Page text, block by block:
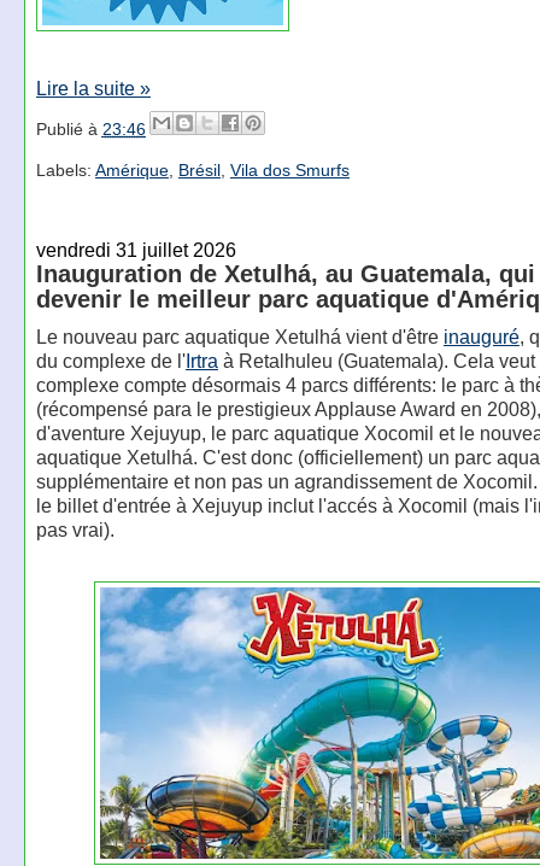
Lire la suite »
Publié à 23:46
Labels: Amérique, Brésil, Vila dos Smurfs
vendredi 31 juillet 2026
Inauguration de Xetulhá, au Guatemala,
devenir le meilleur parc aquatique
Le nouveau parc aquatique Xetulhá vient d'être inauguré,
du complexe de l'Irtra à Retalhuleu (Guatemala). Cela
complexe compte désormais 4 parcs différents: le parc à
(récompensé para le prestigieux Applause Award en
d'aventure Xejuyup, le parc aquatique Xocomil et le
aquatique Xetulhá. C'est donc (officiellement) un parc
supplémentaire et non pas un agrandissement de
le billet d'entrée à Xejuyup inclut l'accés à Xocomil (mais
pas vrai).